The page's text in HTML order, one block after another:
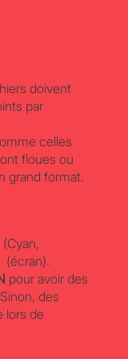
doivent
par
celles
floues ou
grand format.
(Cyan,
(écran).
pour avoir des
des
lors de